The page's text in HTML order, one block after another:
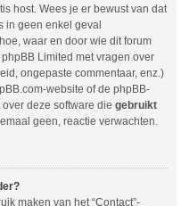
host. Wees je er bewust van dat
in geen enkel geval
waar en door wie dit forum
Limited met vragen over
ongepaste commentaar, enz.)
website of de phpBB-
deze software die gebruikt
geen, reactie verwachten.
maken van het “Contact”-